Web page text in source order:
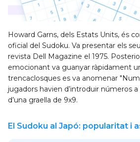
Howard Garns, dels Estats Units, és
oficial del Sudoku. Va presentar els
revista Dell Magazine el 1975.
emocionant va guanyar ràpidament
trencaclosques es va anomenar
jugadors havien d’introduir números a
d’una graella de 9x9.
El Sudoku al Japó: popularitat i